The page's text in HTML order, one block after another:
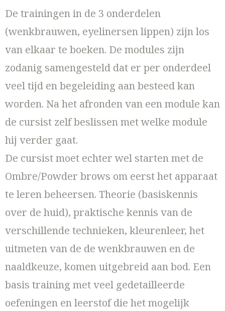
De trainingen in de 3 onderdelen
(wenkbrauwen, eyelinersen lippen) zijn los
van elkaar te boeken. De modules zijn
zodanig samengesteld dat er per onderdeel
veel tijd en begeleiding aan besteed kan
worden. Na het afronden van een module kan
de cursist zelf beslissen met welke module
hij verder gaat.
De cursist moet echter wel starten met de
Ombre/Powder brows om eerst het apparaat
te leren beheersen. Theorie (basiskennis
over de huid), praktische kennis van de
verschillende technieken, kleurenleer, het
uitmeten van de de wenkbrauwen en de
naaldkeuze, komen uitgebreid aan bod. Een
basis training met veel gedetailleerde
oefeningen en leerstof die het mogelijk